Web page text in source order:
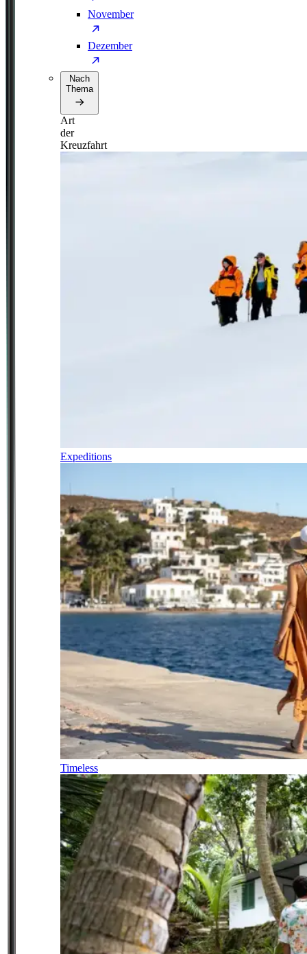
November
Dezember
Nach
Thema
Art
der
Kreuzfahrt
Expeditions
Timeless